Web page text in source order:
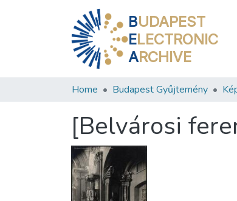
BUDAPEST
ELECTRONIC
ARCHIVE
Home Budapest Gyűjtemény
[Belvárosi